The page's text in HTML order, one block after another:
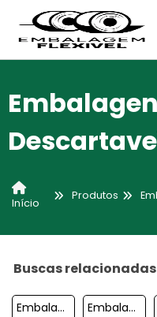
Início
Produtos
Buscas
Embalagens Especiais Embalagens Plasticas Para Suco